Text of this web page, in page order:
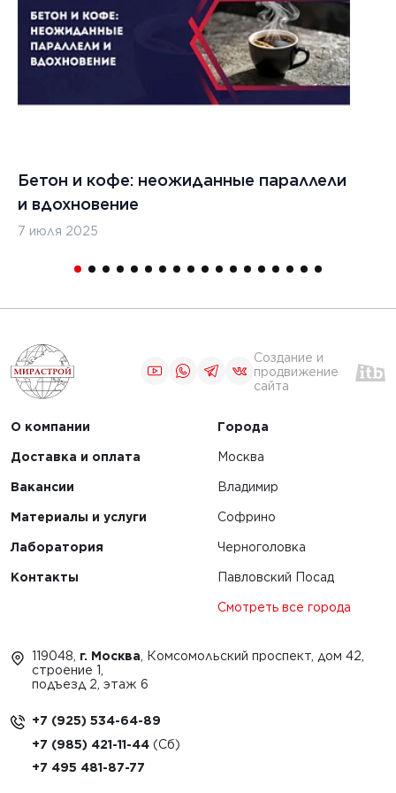
Бетон и кофе: неожиданные параллели
и вдохновение
7 июля 2025
Создание и
продвижение
сайта
О компании
Доставка и оплата
Вакансии
Материалы и услуги
Лаборатория
Контакты
Города
Москва
Владимир
Софрино
Черноголовка
Павловский Посад
Смотреть все города
119048, г. Москва , Комсомольский проспект, дом 42,
строение 1,
подъезд 2, этаж 6
+7 (925) 534-64-89
+7 (985) 421-11-44
+7 495 481-87-77